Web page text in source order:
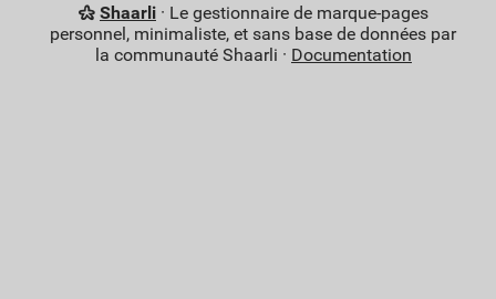
Shaarli· Le gestionnaire de marque-pages
personnel, minimaliste, et sans base de données par
la communauté Shaarli · Documentation